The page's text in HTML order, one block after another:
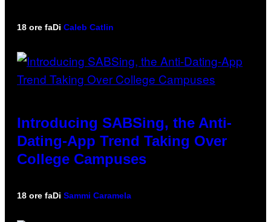
18 ore faDi Caleb Catlin
Introducing SABSing, the Anti-
Dating-App Trend Taking Over
College Campuses
18 ore faDi Sammi Caramela